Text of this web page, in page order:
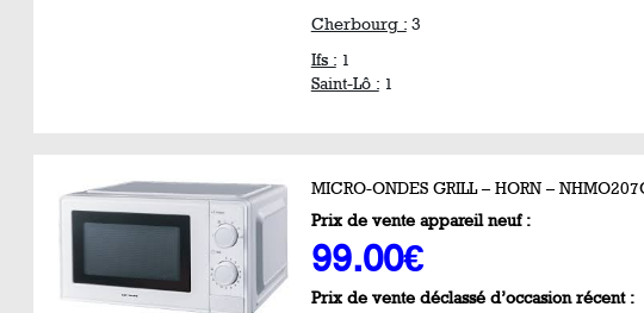
Cherbourg :3
Ifs :1
Saint-Lô :1
MICRO-ONDES GRILL – HORN –
Prix de vente appareil neuf :
99.00€
Prix de vente déclassé d’occasion récent :